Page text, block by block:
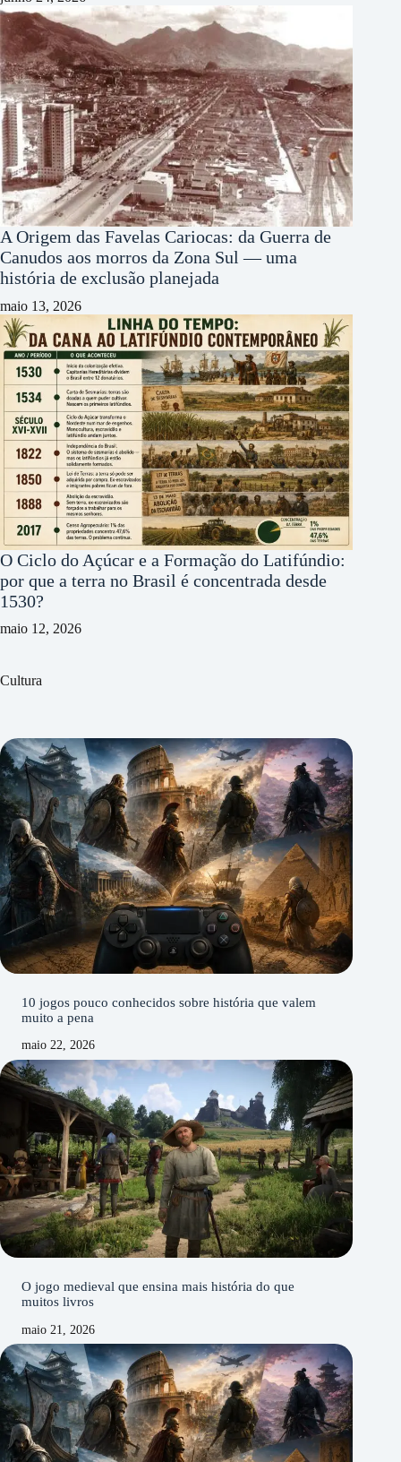
A Origem das Favelas Cariocas: da Guerra de
Canudos aos morros da Zona Sul — uma
história de exclusão planejada
maio 13, 2026
O Ciclo do Açúcar e a Formação do Latifúndio:
por que a terra no Brasil é concentrada desde
1530?
maio 12, 2026
Cultura
10 jogos pouco conhecidos sobre história que valem
muito a pena
maio 22, 2026
O jogo medieval que ensina mais história do que
muitos livros
maio 21, 2026